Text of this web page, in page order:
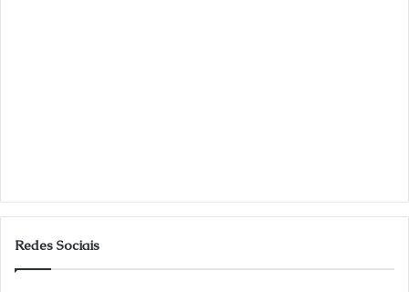
Redes Sociais